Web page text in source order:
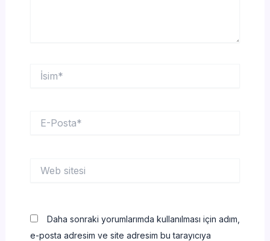
İsim*
Posta*
sitesi
Daha sonraki yorumlarımda kullanılması için adım,
e-posta adresim ve site adresim bu tarayıcıya